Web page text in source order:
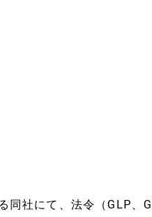
同社にて、法令（GLP、